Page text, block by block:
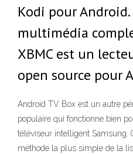
Kodi pour
multimédia
XBMC est un
open source pour
Android TV Box est un autre
populaire qui fonctionne bien
téléviseur intelligent Samsung.
méthode la plus simple de la